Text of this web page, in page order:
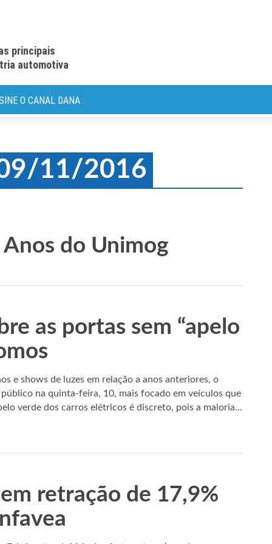
principais
automotiva
O CANAL DANA
11/2016
do Unimog
as portas sem “apelo
e shows de luzes em relação a anos anteriores, o
na quinta-feira, 10, mais focado em veículos que
verde dos carros elétricos é discreto, pois a maioria…
retração de 17,9%